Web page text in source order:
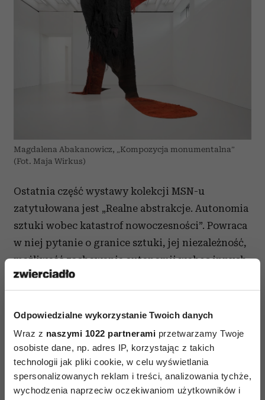
Odpowiedzialne wykorzystanie Twoich danych
Wraz z naszymi 1022 partnerami przetwarzamy Twoje
osobiste dane, np. adres IP, korzystając z takich
technologii jak pliki cookie, w celu wyświetlania
spersonalizowanych reklam i treści, analizowania tychże,
wychodzenia naprzeciw oczekiwaniom użytkowników i
Magdalena Abakanowicz, „Kompozycja monumentalna”
(Fot. Maja Wirkus)
Ostatnia część wystawy kolekcji MSN-u
zatytułowana jest „Realne abstrakcje. Autonomia
sztuki wobec katastrof nowoczesności”. Powraca
w niej pytanie o granice sztuki, jej niezależność,
możliwość zachowania autonomii wobec innych
systemów wiedzy i doświadczania
rzeczywistości. Dzieła zgromadzone w tym
rozdziale wystawy często posługują się językiem
abstrakcji, jedną z podstawowych kategorii
sztuki nowoczesnej. Oglądamy je tym razem
przez pryzmat dyskusji o kryzysie
nowoczesności jako marzenia o postępie
i nieograniczonym rozwoju. Centralne miejsce